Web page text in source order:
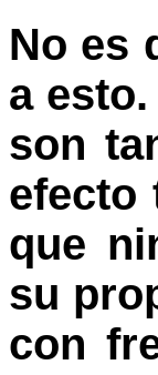
No es
a
son
efecto
que
su
con